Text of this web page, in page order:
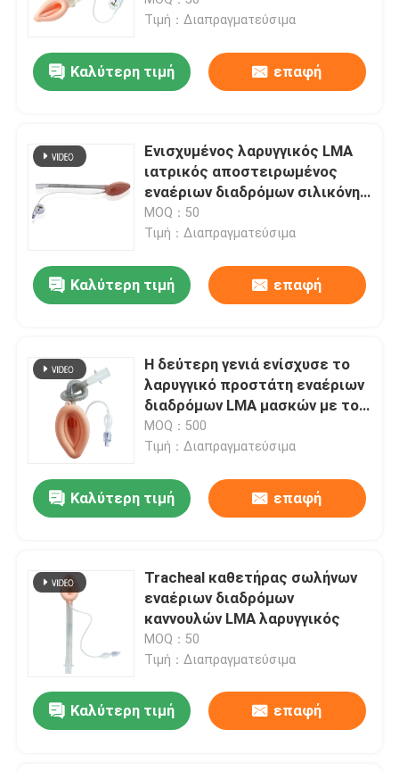
Nasopharyngeal σωλήνας εναέριων διαδρόμων
Μίας χρήσης Endotracheal σωλήνας
Διπλός βρογχικός σωλήνας μονάδων λούμεν
Μανόμετρο πίεσης μανσετών
Βρογχικός Blocker σωλήνας
Καθετήρας αναρρόφησης
Oropharyngeal σωλήνας εναέριων διαδρόμων
PPE προσωπικού προστατευτικού εξοπλισμού
Αναισθητικά
Τιμή：Διαπραγματεύσιμα
Καλύτερη τιμή επαφή
Ενισχυμένος λαρυγγικός LMA
ιατρικός αποστειρωμένος
εναέριων διαδρόμων σιλικόνης
Supraglottic
MOQ：50
Τιμή：Διαπραγματεύσιμα
Καλύτερη τιμή επαφή
Η δεύτερη γενιά ενίσχυσε το
λαρυγγικό προστάτη εναέριων
διαδρόμων LMA μασκών με το
πειραματικό μπαλόνι
MOQ：500
Τιμή：Διαπραγματεύσιμα
Καλύτερη τιμή επαφή
Tracheal καθετήρας σωλήνων
εναέριων διαδρόμων
καννουλών LMA λαρυγγικός
MOQ：50
Τιμή：Διαπραγματεύσιμα
Καλύτερη τιμή επαφή